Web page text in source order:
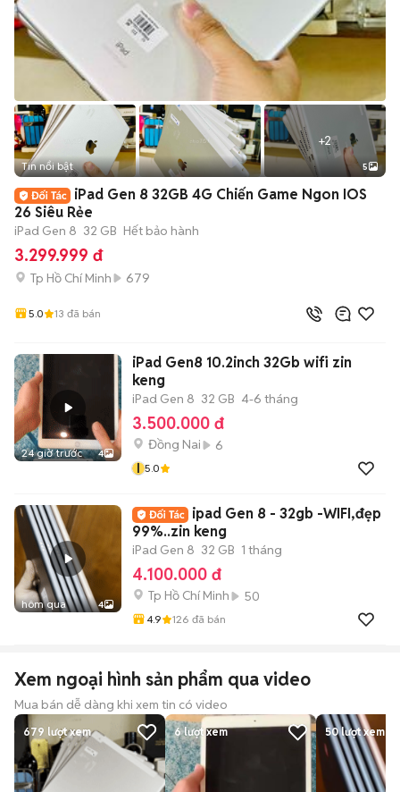
+2
Tin nổi bật 5
iPad Gen 8 32GB 4G Chiến Game Ngon IOS
26 Siêu Rẻe
iPad Gen 8 32 GB Hết bảo hành
3.299.999 đ
Tp Hồ Chí Minh 679
5.0 13 đã bán
24 giờ trước 4
iPad Gen8 10.2inch 32Gb wifi zin
keng
iPad Gen 8 32 GB 4-6 tháng
3.500.000 đ
Đồng Nai
6
I 5.0
hôm qua 4
ipad Gen 8 - 32gb -WIFI,đẹp
99%..zin keng
iPad Gen 8 32 GB 1 tháng
4.100.000 đ
Tp Hồ Chí Minh 50
4.9 126 đã bán
Xem ngoại hình sản phẩm qua video
Mua bán dễ dàng khi xem tin có video
679 lượt xem 6lượt xem 50lượt xem